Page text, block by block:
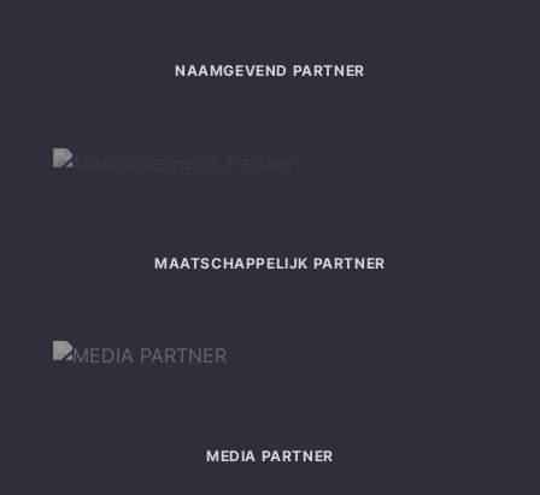
NAAMGEVEND PARTNER
MAATSCHAPPELIJK PARTNER
MEDIA PARTNER